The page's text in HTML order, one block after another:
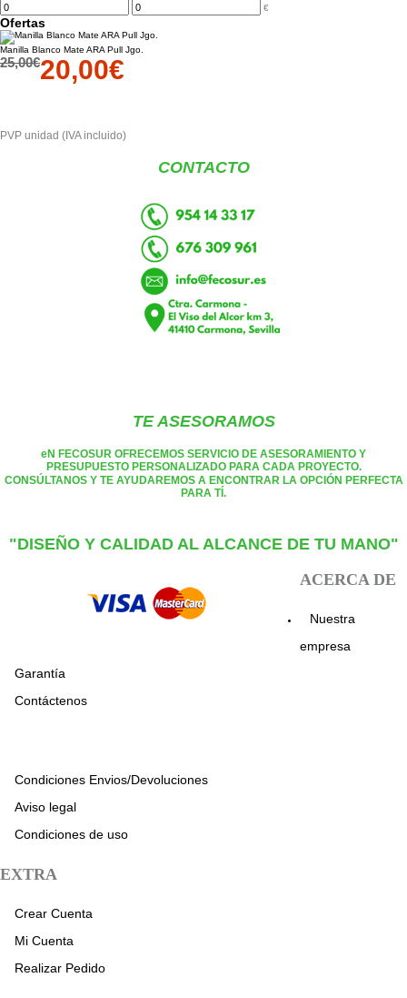
€
Ofertas
Manilla Blanco Mate ARA Pull Jgo.
25,00€20,00€
PVP unidad (IVA incluido)
CONTACTO
TE ASESORAMOS
eN FECOSUR OFRECEMOS SERVICIO DE ASESORAMIENTO Y
PRESUPUESTO PERSONALIZADO PARA CADA PROYECTO.
CONSÚLTANOS Y TE AYUDAREMOS A ENCONTRAR LA OPCIÓN PERFECTA
PARA TÍ.
"DISEÑO Y CALIDAD AL ALCANCE DE TU MANO"
ACERCA DE
Nuestra
empresa
Garantía
Contáctenos
Condiciones Envios/Devoluciones
Aviso legal
Condiciones de uso
EXTRA
Crear Cuenta
Mi Cuenta
Realizar Pedido